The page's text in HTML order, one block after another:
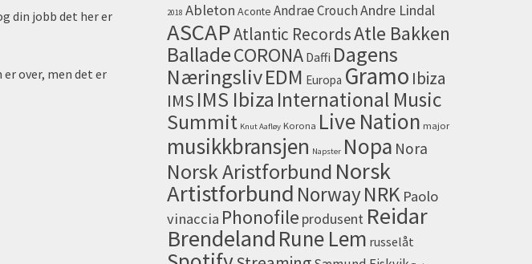
din jobb det her er
over, men det er
2018 Ableton Aconte Andrae CrouchAndre Lindal
ASCAPAtlantic RecordsAtle Bakken
BalladeCORONA Daffi Dagens
NæringslivEDM Europa Gramo Ibiza
IMS IMS Ibiza International Music
Summit Knut Aafløy Korona Live Nation major
musikkbransjen Napster Nopa Nora
Norsk Aristforbund Norsk
Artistforbund NorwayNRK Paolo
vinaccia Phonofile produsent Reidar
Brendeland Rune Lem russelåt